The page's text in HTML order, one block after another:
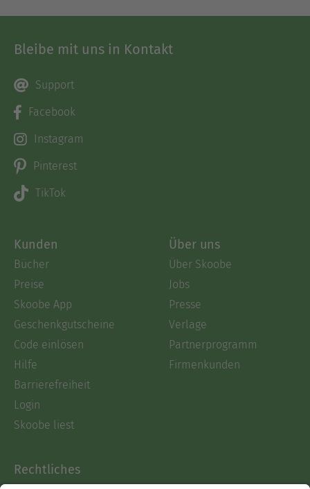
Bleibe mit uns in Kontakt
Support
Facebook
Instagram
Pinterest
TikTok
Kunden
Bücher
Preise
Skoobe App
Geschenkgutscheine
Code einlösen
Hilfe
Barrierefreiheit
Login
Skoobe liest
Über uns
Über Skoobe
Jobs
Presse
Verlage
Partnerprogramm
Firmenkunden
Rechtliches